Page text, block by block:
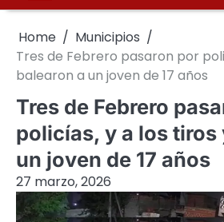
Home
Municipios
Tres de Febrero pasaron por
balearon a un joven de 17 años
Tres de Febrero
policías, y a los tiros
un joven de 17 años
27 marzo, 2026